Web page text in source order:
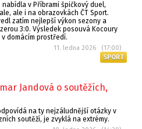
nabídla v Příbrami špičkový duel,
ale i na obrazovkách ČT Sport.
zatím nejlepší výkon sezony a
3:0. Výsledek posouvá Kocoury
domácím prostředí.
11. ledna 2026 (17:00)
SPORT
Jandová o soutěžích,
na ty nejzáludnější otázky v
soutěží, je zvyklá na extrémy.